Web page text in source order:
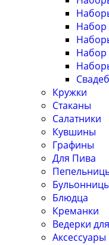
Набор
Набор
Кружки
Стаканы
Салатники
Кувшины
Графины
Для Пива
Блюдца
Креманки
Ведерки
Аксессуары